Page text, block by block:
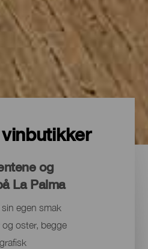
og
La Palma
egen smak
og oster, begge